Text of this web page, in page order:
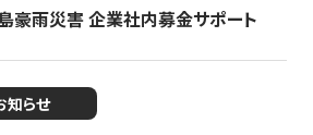
豪雨災害 企業社内募金サポート
知らせ